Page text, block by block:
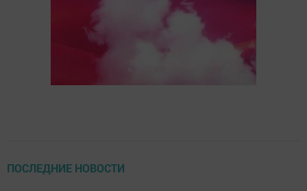
ПОСЛЕДНИЕ НОВОСТИ